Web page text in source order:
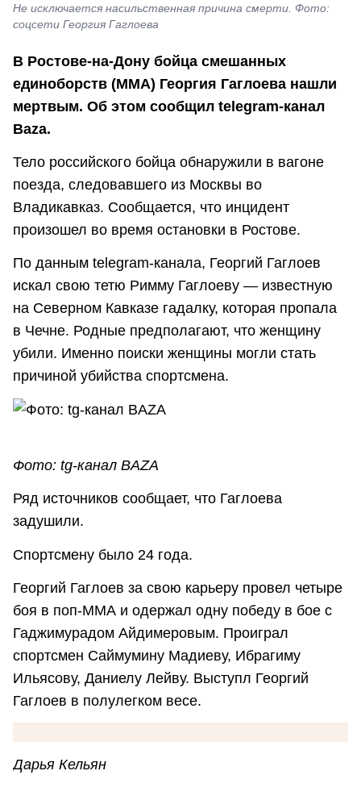
Не исключается насильственная причина смерти. Фото:
соцсети Георгия Гаглоева
В Ростове-на-Дону бойца смешанных
единоборств (ММА) Георгия Гаглоева нашли
мертвым. Об этом сообщил telegram-канал
Baza.
Тело российского бойца обнаружили в вагоне
поезда, следовавшего из Москвы во
Владикавказ. Сообщается, что инцидент
произошел во время остановки в Ростове.
По данным telegram-канала, Георгий Гаглоев
искал свою тетю Римму Гаглоеву — известную
на Северном Кавказе гадалку, которая пропала
в Чечне. Родные предполагают, что женщину
убили. Именно поиски женщины могли стать
причиной убийства спортсмена.
Фото: tg-канал BAZA
Ряд источников сообщает, что Гаглоева
задушили.
Спортсмену было 24 года.
Георгий Гаглоев за свою карьеру провел четыре
боя в поп-ММА и одержал одну победу в бое с
Гаджимурадом Айдимеровым. Проиграл
спортсмен Саймумину Мадиеву, Ибрагиму
Ильясову, Даниелу Лейву. Выступл Георгий
Гаглоев в полулегком весе.
Дарья Кельян